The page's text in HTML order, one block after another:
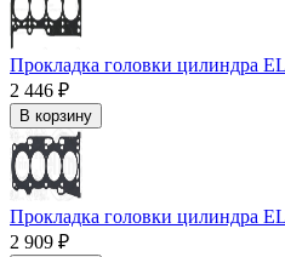
Прокладка головки цилиндра
2 446 ₽
В корзину
Прокладка головки цилиндра
2 909 ₽